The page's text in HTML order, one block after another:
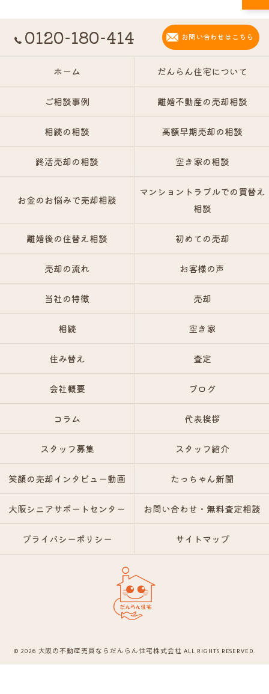
0120-180-414 お問い合わせはこちら
ホーム だんらん住宅について
ご相談事例 離婚不動産の売却相談
相続の相談 高額早期売却の相談
終活売却の相談 空き家の相談
お金のお悩みで売却相談
マンショントラブルでの買替え
相談
離婚後の住替え相談 初めての売却
売却の流れ お客様の声
当社の特徴 売却
相続 空き家
住み替え 査定
会社概要 ブログ
コラム 代表挨拶
スタッフ募集 スタッフ紹介
笑顔の売却インタビュー動画 たっちゃん新聞
大阪シニアサポートセンター お問い合わせ・無料査定相談
プライバシーポリシー サイトマップ
© 2026 大阪の不動産売買ならだんらん住宅株式会社 ALL RIGHTS RESERVED.